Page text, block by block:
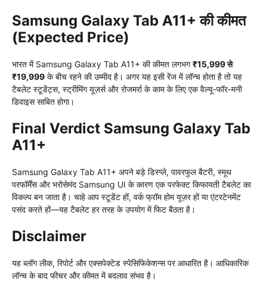
Samsung Galaxy Tab A11+ की कीमत
(Expected Price)
भारत में Samsung Galaxy Tab A11+ की कीमत लगभग₹15,999 से
₹19,999 के बीच रहने की उम्मीद है। अगर यह इसी रेंज में लॉन्च होता है तो यह
टैबलेट स्टूडेंट्स, स्ट्रीमिंग यूज़र्स और रोजमर्रा के काम के लिए एक वैल्यू-फॉर-मनी
डिवाइस साबित होगा।
Final Verdict Samsung Galaxy Tab
A11+
Samsung Galaxy Tab A11+ अपने बड़े डिस्प्ले, पावरफुल बैटरी, स्मूथ
परफॉर्मेंस और भरोसेमंद Samsung UI के कारण एक परफेक्ट किफायती टैबलेट का
विकल्प बन जाता है। चाहे आप स्टूडेंट हों, वर्क फ्रॉम होम यूज़र हों या एंटरटेनमेंट
पसंद करते हों—यह टैबलेट हर तरह के उपयोग में फिट बैठता है।
Disclaimer
यह ब्लॉग लीक, रिपोर्ट और एक्सपेक्टेड स्पेसिफिकेशन्स पर आधारित है। आधिकारिक
लॉन्च के बाद फीचर और कीमत में बदलाव संभव है।